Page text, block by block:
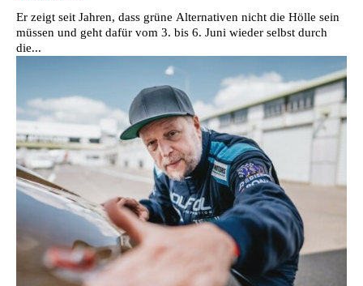
Er zeigt seit Jahren, dass grüne Alternativen nicht die Hölle sein
müssen und geht dafür vom 3. bis 6. Juni wieder selbst durch
die...